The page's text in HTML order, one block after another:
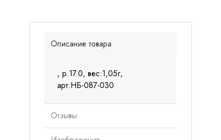
Описание товара
, р.17.0, вес:1,05г,
арт:НБ-087-030
Отзывы